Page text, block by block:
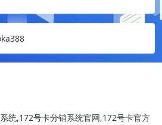
统,172号卡分销系统官网,172号卡官方